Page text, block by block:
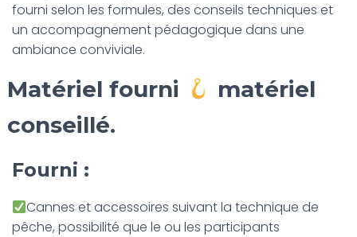
fourni selon les formules, des conseils techniques et
un accompagnement pédagogique dans une
ambiance conviviale.
Matériel fourni
matériel
conseillé.
Fourni :
Cannes et accessoires suivant la technique de
pêche, possibilité que le ou les participants